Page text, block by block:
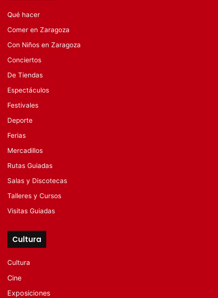
Qué hacer
Comer en Zaragoza
Con Niños en Zaragoza
Conciertos
De Tiendas
Espectáculos
Festivales
Deporte
Ferias
Mercadillos
Rutas Guiadas
Salas y Discotecas
Talleres y Cursos
Visitas Guiadas
Cultura
Cultura
Cine
Exposiciones